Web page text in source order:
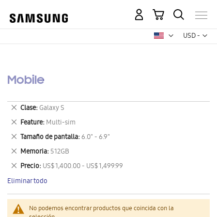
USD -
dólar
Mi carrito
Mobile
No podemos encontrar productos que coincida con la
Clase Galaxy S
Eliminar
este
artículo
Feature Multi-sim
Eliminar
este
artículo
Tamaño de pantalla 6.0" - 6.9"
Eliminar
este
artículo
Memoria 512GB
Eliminar
este
artículo
Precio US$ 1,400.00 - US$ 1,499.99
Eliminar
este
artículo
Eliminar todo